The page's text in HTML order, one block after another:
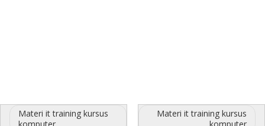
Materi it training kursus
Materi it training kursus